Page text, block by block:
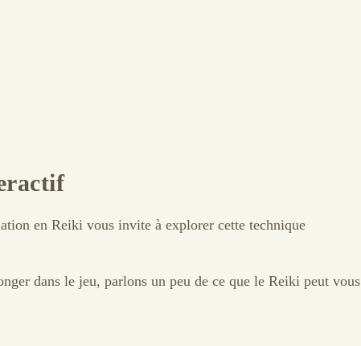
en Reiki vous invite à explorer cette technique
dans le jeu, parlons un peu de ce que le Reiki peut vous